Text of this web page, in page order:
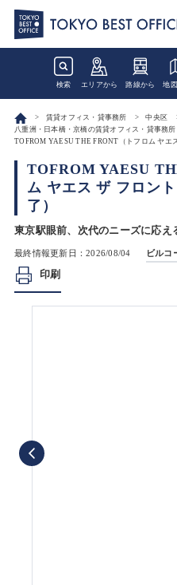
検索 エリアから 路線から 地
賃貸オフィス・貸事務所
中央区
八重洲・日本橋・京橋の賃貸オフィス・貸事務所
TOFROM YAESU THE FRONT（トフロム ヤエ
TOFROM YAESU
ム ヤエス ザ フロン
了）
東京駅眼前、次代のニーズに応え
最終情報更新日：2026/08/04 ビルコ
印刷